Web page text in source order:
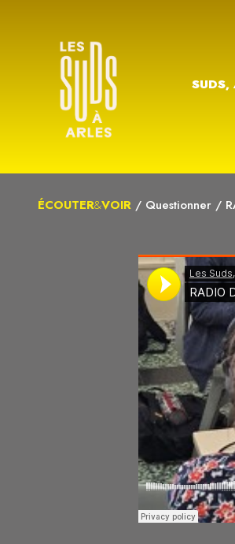
SUDS,
ÉCOUTER&VOIR / Questionner /